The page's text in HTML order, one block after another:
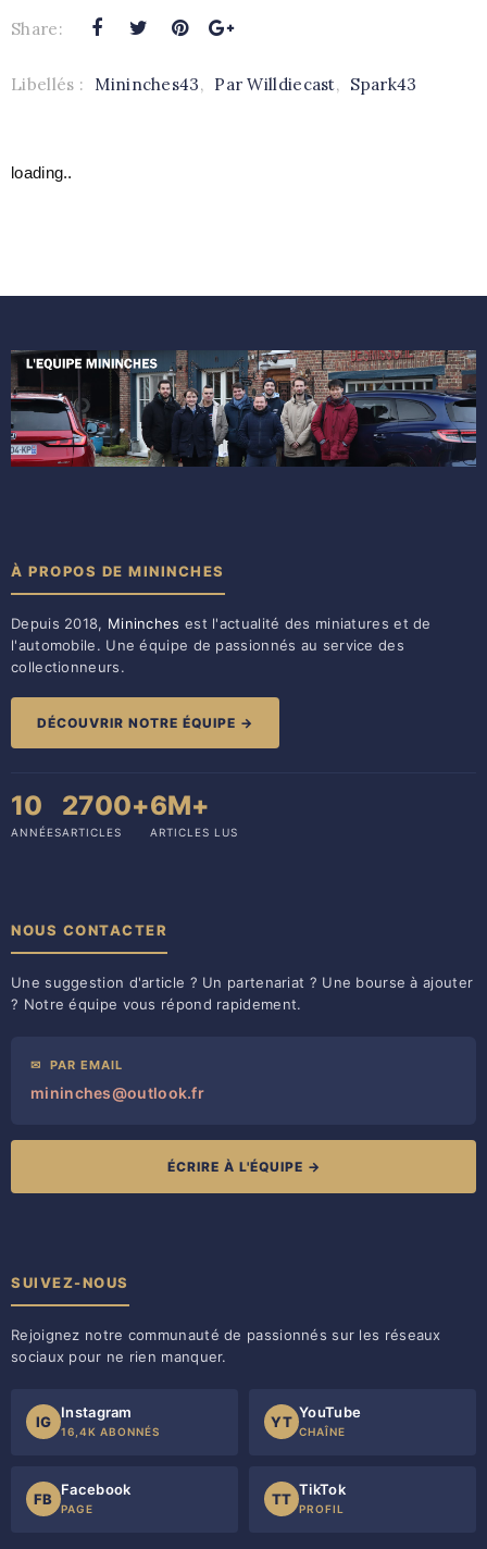
Share:
Libellés : Mininches43, Par Willdiecast, Spark43
loading..
À PROPOS DE MININCHES
Depuis 2018, Mininches est l'actualité des miniatures et de
l'automobile. Une équipe de passionnés au service des
collectionneurs.
DÉCOUVRIR NOTRE ÉQUIPE →
10
ANNÉES
2700+
ARTICLES
6M+
ARTICLES LUS
NOUS CONTACTER
Une suggestion d'article ? Un partenariat ? Une bourse à ajouter
? Notre équipe vous répond rapidement.
✉ PAR EMAIL
mininches@outlook.fr
ÉCRIRE À L'ÉQUIPE →
SUIVEZ-NOUS
Rejoignez notre communauté de passionnés sur les réseaux
sociaux pour ne rien manquer.
IG
Instagram
16,4K ABONNÉS
YT
YouTube
CHAÎNE
FB
Facebook
PAGE
TT
TikTok
PROFIL